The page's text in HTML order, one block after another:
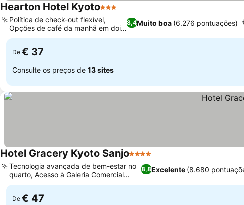
Hearton Hotel Kyoto3 Estrelas
8,4Muito boa (6.276 pontuações)
Política de check-out flexível,
Opções de café da manhã em dois
estilos
De € 37
Consulte os preços de 13 sites
Hotel Gracery Kyoto Sanjo4 Estrelas
8,8Excelente (8.680
Tecnologia avançada de bem-estar no
quarto, Acesso à Galeria Comercial
Teramachi
De € 47